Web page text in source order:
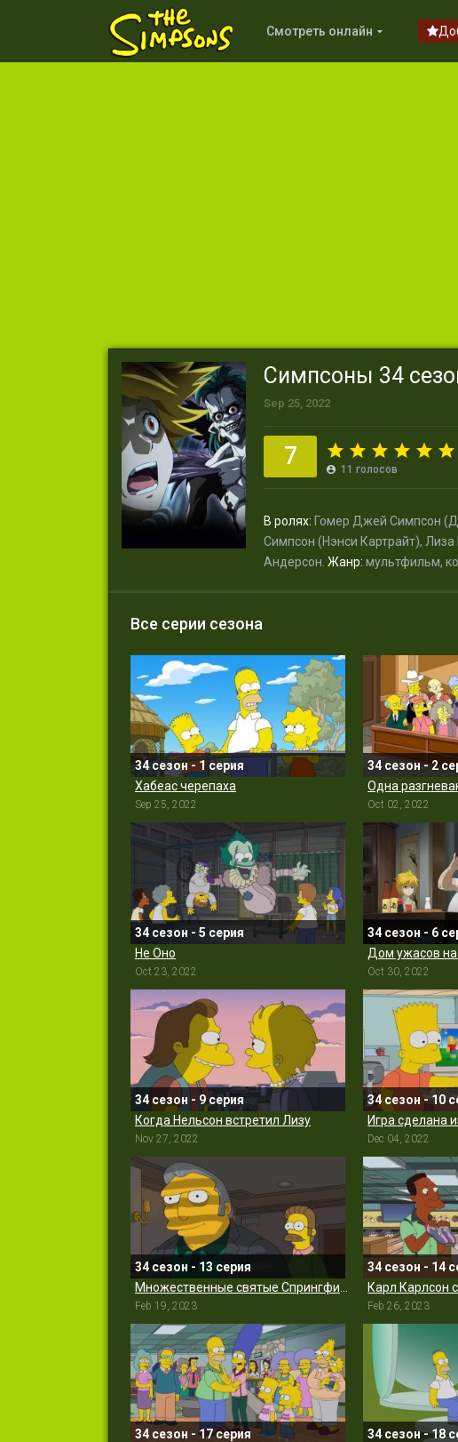
Смотреть онлайн
Симпсоны 34
Sep 25, 2022
7 11 голосов
В ролях: Гомер Джей Симпсон
Симпсон (Нэнси Картрайт),
Андерсон. Жанр: мультфильм,
Все серии сезона
34 сезон - 1 серия
Хабеас черепаха
Sep 25, 2022
34 сезон - 2
Одна
Oct 02, 2022
34 сезон - 5 серия
Не Оно
Oct 23, 2022
34 сезон - 6
Дом ужасов
Oct 30, 2022
34 сезон - 9 серия
Когда Нельсон встретил Лизу
Nov 27, 2022
34 сезон - 10
Игра сделана
Dec 04, 2022
34 сезон - 13 серия
Feb 19, 2023
34 сезон - 14
Карл Карлсон
Feb 26, 2023
34 сезон - 17 серия
34 сезон - 18